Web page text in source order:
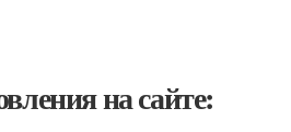
на сайте: